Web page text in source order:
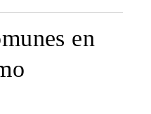
en